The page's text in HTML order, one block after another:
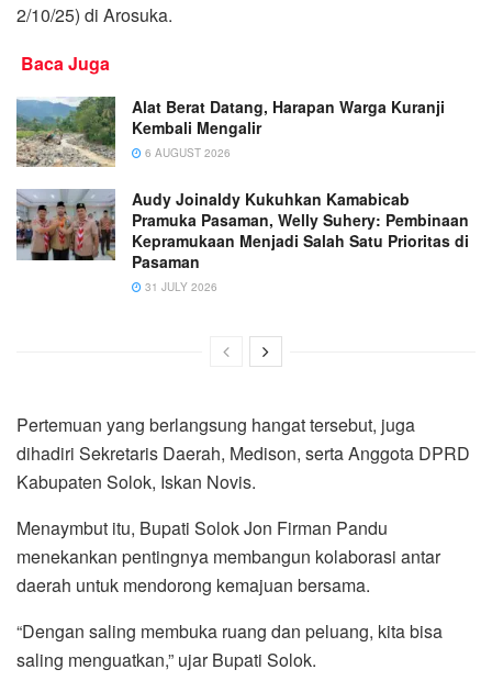
2/10/25) di Arosuka.
Baca Juga
Alat Berat Datang, Harapan Warga Kuranji
Kembali Mengalir
6 AUGUST 2026
Audy Joinaldy Kukuhkan Kamabicab
Pramuka Pasaman, Welly Suhery: Pembinaan
Kepramukaan Menjadi Salah Satu Prioritas di
Pasaman
31 JULY 2026
Pertemuan yang berlangsung hangat tersebut, juga
dihadiri Sekretaris Daerah, Medison, serta Anggota DPRD
Kabupaten Solok, Iskan Novis.
Menaymbut itu, Bupati Solok Jon Firman Pandu
menekankan pentingnya membangun kolaborasi antar
daerah untuk mendorong kemajuan bersama.
“Dengan saling membuka ruang dan peluang, kita bisa
saling menguatkan,” ujar Bupati Solok.